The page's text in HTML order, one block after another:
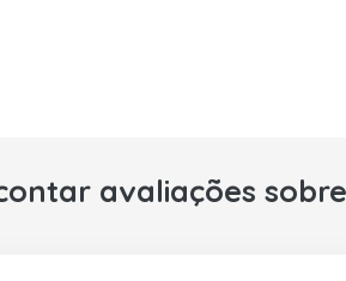
avaliações